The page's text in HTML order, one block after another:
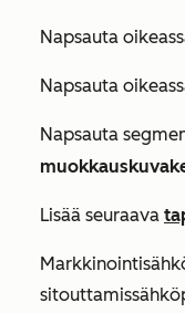
Napsauta
Napsauta
Napsauta
Lisää seuraava